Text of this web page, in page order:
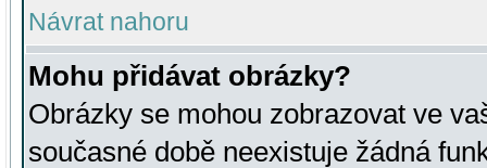
Návrat nahoru
Mohu přidávat obrázky?
Obrázky se mohou zobrazovat ve
současné době neexistuje žádná